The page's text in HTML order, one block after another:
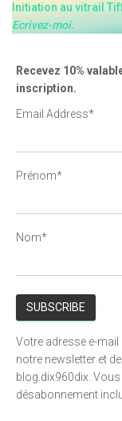
Initiation au vitrail
Ecrivez-moi.
Recevez 10%
inscription.
Email Address*
Prénom*
Nom*
Votre adresse e-
notre newsletter et
blog.dix960dix.
désabonnement